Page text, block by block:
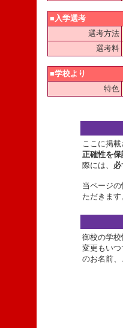
■入学選考
選考方法
選考料
■学校より
特色
ここに掲
正確性を
際には、
当ページ
ただきま
御校の学
変更もい
のお名前